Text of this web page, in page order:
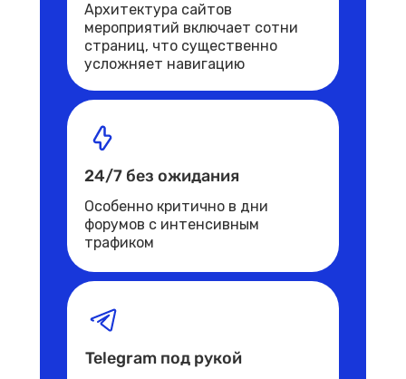
Архитектура сайтов
мероприят ий включает сотни
страниц, что существенно
усложняет навигацию
24/7 без ожидания
Особенно критично в дни
форумов с интенсивным
трафиком
Telegram под рукой